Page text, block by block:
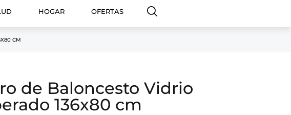
HOGAR OFERTAS
CM
de Baloncesto Vidrio
136x80 cm